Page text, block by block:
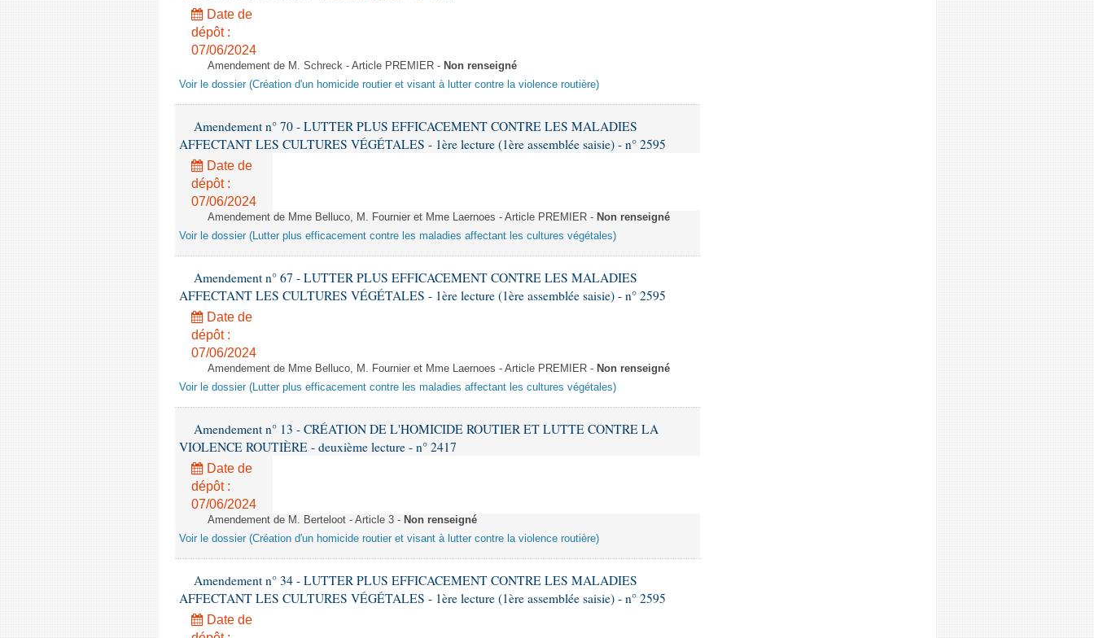
Date de
dépôt :
07/06/2024
Amendement de M. Schreck - Article PREMIER - Non renseigné
Voir le dossier (Création d'un homicide routier et visant à lutter contre la violence routière)
Amendement n° 70 - LUTTER PLUS EFFICACEMENT CONTRE LES MALADIES
AFFECTANT LES CULTURES VÉGÉTALES - 1ère lecture (1ère assemblée saisie) - n° 2595
Date de
dépôt :
07/06/2024
Amendement de Mme Belluco, M. Fournier et Mme Laernoes - Article PREMIER - Non renseigné
Voir le dossier (Lutter plus efficacement contre les maladies affectant les cultures végétales)
Amendement n° 67 - LUTTER PLUS EFFICACEMENT CONTRE LES MALADIES
AFFECTANT LES CULTURES VÉGÉTALES - 1ère lecture (1ère assemblée saisie) - n° 2595
Date de
dépôt :
07/06/2024
Amendement de Mme Belluco, M. Fournier et Mme Laernoes - Article PREMIER - Non renseigné
Voir le dossier (Lutter plus efficacement contre les maladies affectant les cultures végétales)
Amendement n° 13 - CRÉATION DE L'HOMICIDE ROUTIER ET LUTTE CONTRE LA
VIOLENCE ROUTIÈRE - deuxième lecture - n° 2417
Date de
dépôt :
07/06/2024
Amendement de M. Berteloot - Article 3 - Non renseigné
Voir le dossier (Création d'un homicide routier et visant à lutter contre la violence routière)
Amendement n° 34 - LUTTER PLUS EFFICACEMENT CONTRE LES MALADIES
AFFECTANT LES CULTURES VÉGÉTALES - 1ère lecture (1ère assemblée saisie) - n° 2595
Date de